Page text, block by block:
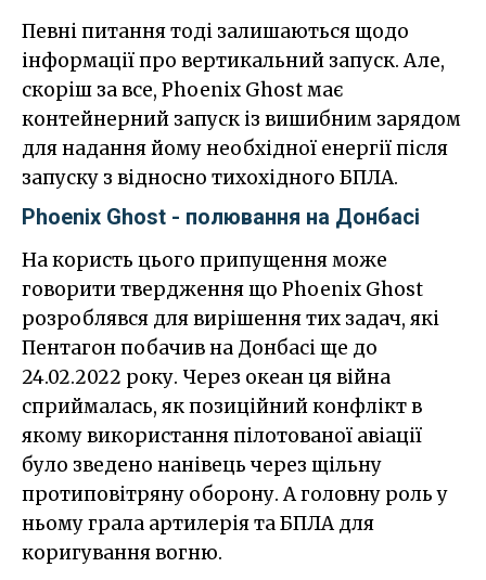
Певні питання тоді залишаються щодо
інформації про вертикальний запуск. Але,
скоріш за все, Phoenix Ghost має
контейнерний запуск із вишибним зарядом
для надання йому необхідної енергії після
запуску з відносно тихохідного БПЛА.
Phoenix Ghost - полювання на Донбасі
На користь цього припущення може
говорити твердження що Phoenix Ghost
розроблявся для вирішення тих задач, які
Пентагон побачив на Донбасі ще до
24.02.2022 року. Через океан ця війна
сприймалась, як позиційний конфлікт в
якому використання пілотованої авіації
було зведено нанівець через щільну
протиповітряну оборону. А головну роль у
ньому грала артилерія та БПЛА для
коригування вогню.